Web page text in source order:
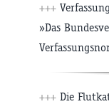
+++
»Das
+++ Die